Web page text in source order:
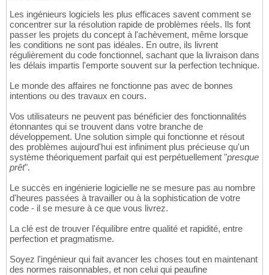
Les ingénieurs logiciels les plus efficaces savent comment se
concentrer sur la résolution rapide de problèmes réels. Ils font
passer les projets du concept à l'achèvement, même lorsque
les conditions ne sont pas idéales. En outre, ils livrent
régulièrement du code fonctionnel, sachant que la livraison dans
les délais impartis l'emporte souvent sur la perfection technique.
Le monde des affaires ne fonctionne pas avec de bonnes
intentions ou des travaux en cours.
Vos utilisateurs ne peuvent pas bénéficier des fonctionnalités
étonnantes qui se trouvent dans votre branche de
développement. Une solution simple qui fonctionne et résout
des problèmes aujourd'hui est infiniment plus précieuse qu'un
système théoriquement parfait qui est perpétuellement "presque
prêt".
Le succès en ingénierie logicielle ne se mesure pas au nombre
d'heures passées à travailler ou à la sophistication de votre
code - il se mesure à ce que vous livrez.
La clé est de trouver l'équilibre entre qualité et rapidité, entre
perfection et pragmatisme.
Soyez l'ingénieur qui fait avancer les choses tout en maintenant
des normes raisonnables, et non celui qui peaufine